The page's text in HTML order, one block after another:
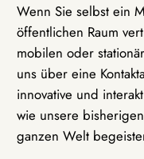
Wenn Sie selbst ein
öffentlichen Raum
mobilen oder
uns über eine
innovative und
wie unsere
ganzen Welt